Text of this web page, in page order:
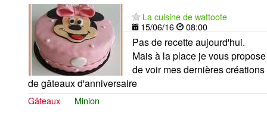
La cuisine de wattoote
15/06/16
08:00
Pas de recette aujourd'hui.
Mais à la place je vous propose
de voir mes dernières créations
de gâteaux d'anniversaire
Gâteaux Minion